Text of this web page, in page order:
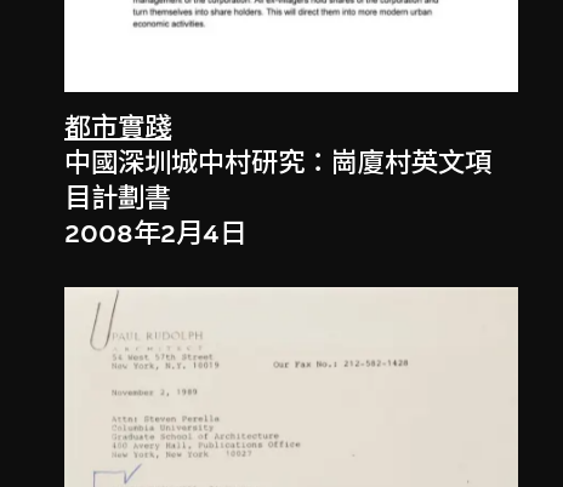
都市實踐
中國深圳城中村研究：崗廈村英文項
目計劃書
2008年2月4日